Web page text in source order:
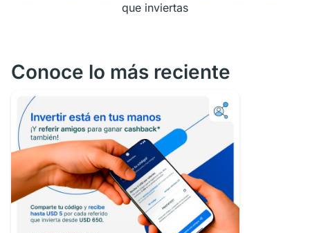
que inviertas
Conoce lo más reciente